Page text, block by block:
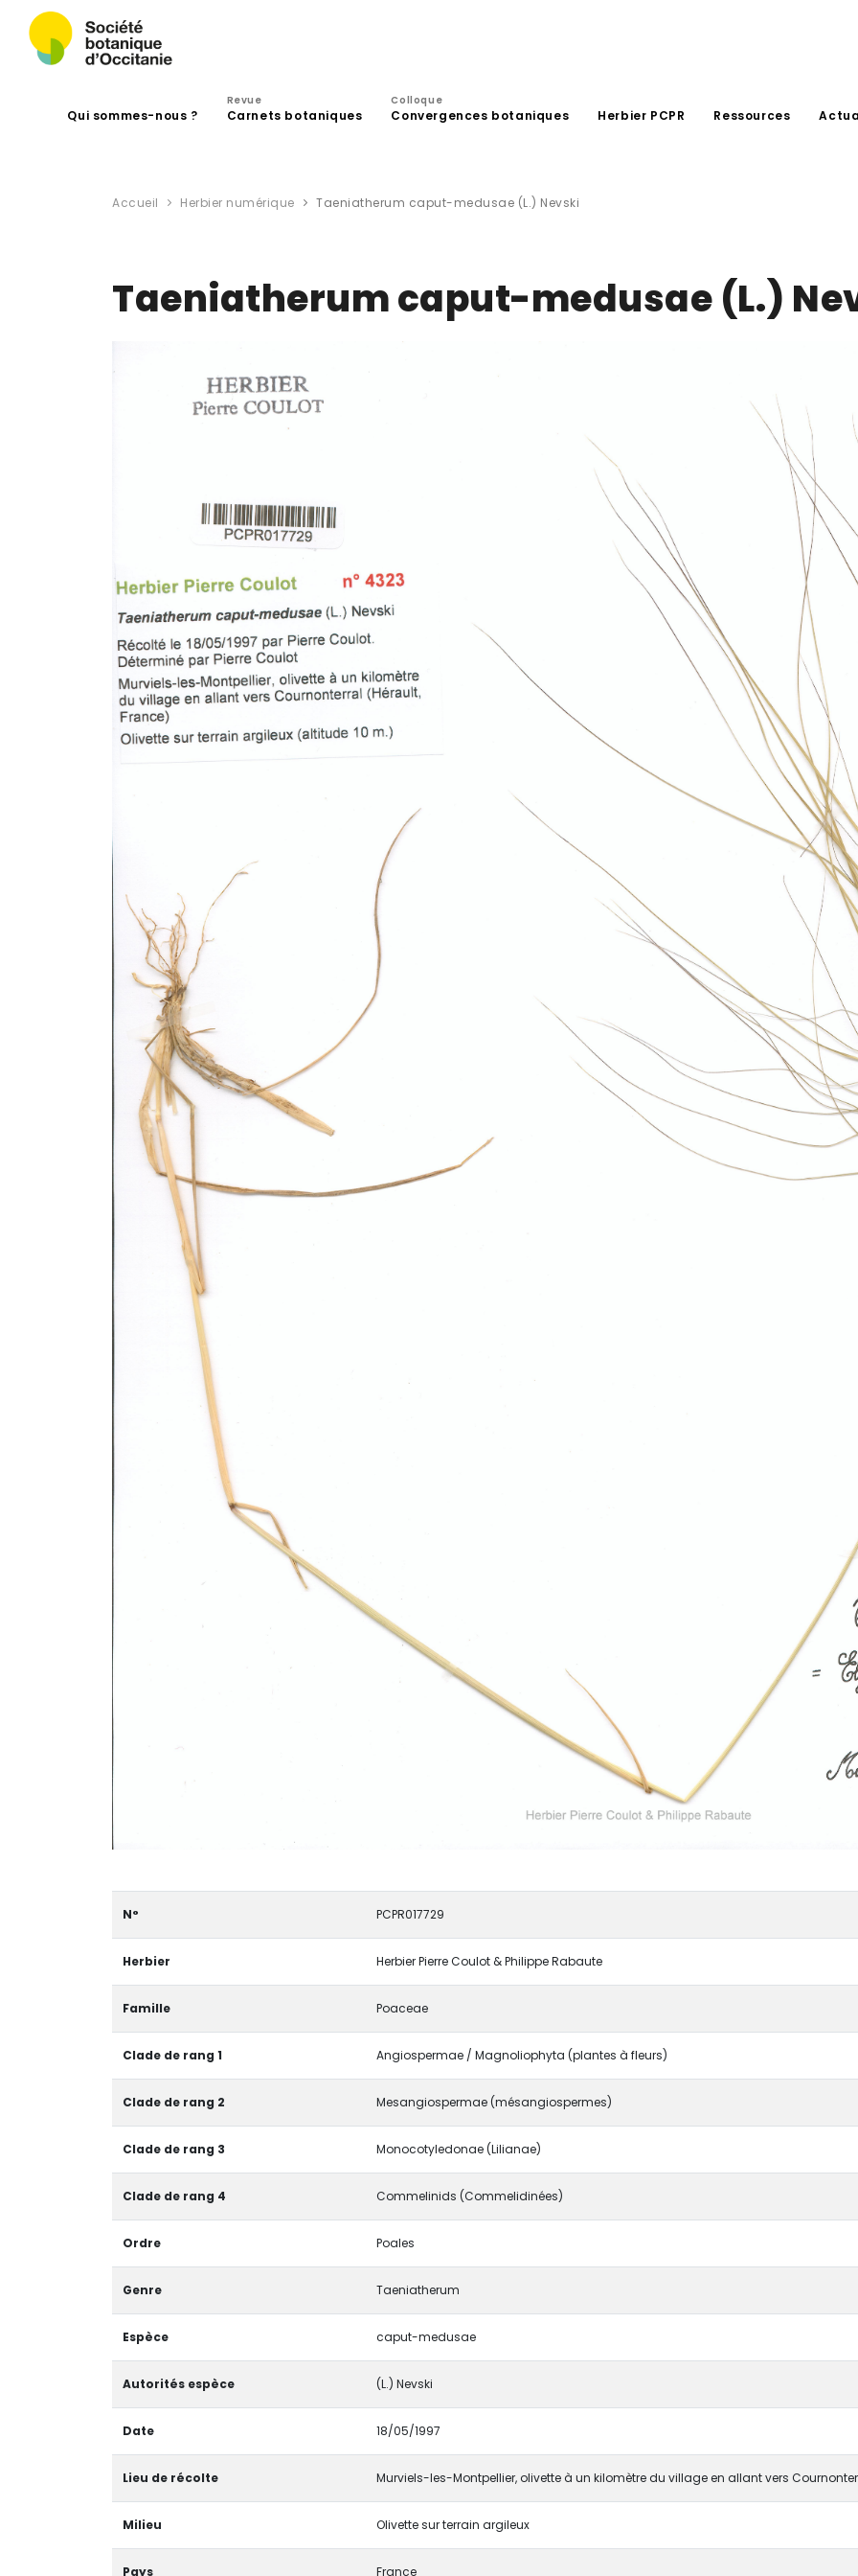
Qui sommes-nous ?
Revue
Carnets botaniques
Colloque
Convergences botaniques Herbier PCPR Ressources
Accueil Herbier numérique Taeniatherum caput-medusae (L.) Nevski
Taeniatherum caput-medusae (L.)
N° PCPR017729
Herbier Herbier Pierre Coulot & Philippe Rabaute
Famille Poaceae
Clade de rang 1 Angiospermae / Magnoliophyta (plantes à fleurs)
Clade de rang 2 Mesangiospermae (mésangiospermes)
Clade de rang 3 Monocotyledonae (Lilianae)
Clade de rang 4 Commelinids (Commelidinées)
Ordre Poales
Genre Taeniatherum
Espèce caput-medusae
Autorités espèce (L.) Nevski
Date 18/05/1997
Lieu de récolte Murviels-les-Montpellier, olivette à un kilomètre du village en allant vers
Milieu Olivette sur terrain argileux
Pays France